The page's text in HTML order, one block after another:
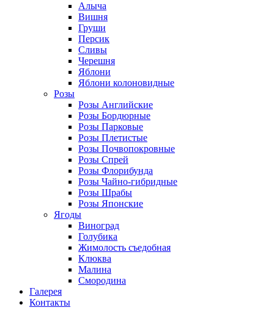
Алыча
Вишня
Груши
Персик
Сливы
Черешня
Яблони
Яблони колоновидные
Розы
Розы Английские
Розы Бордюрные
Розы Парковые
Розы Плетистые
Розы Почвопокровные
Розы Спрей
Розы Флорибунда
Розы Чайно-гибридные
Розы Шрабы
Розы Японские
Ягоды
Виноград
Голубика
Жимолость съедобная
Клюква
Малина
Смородина
Галерея
Контакты